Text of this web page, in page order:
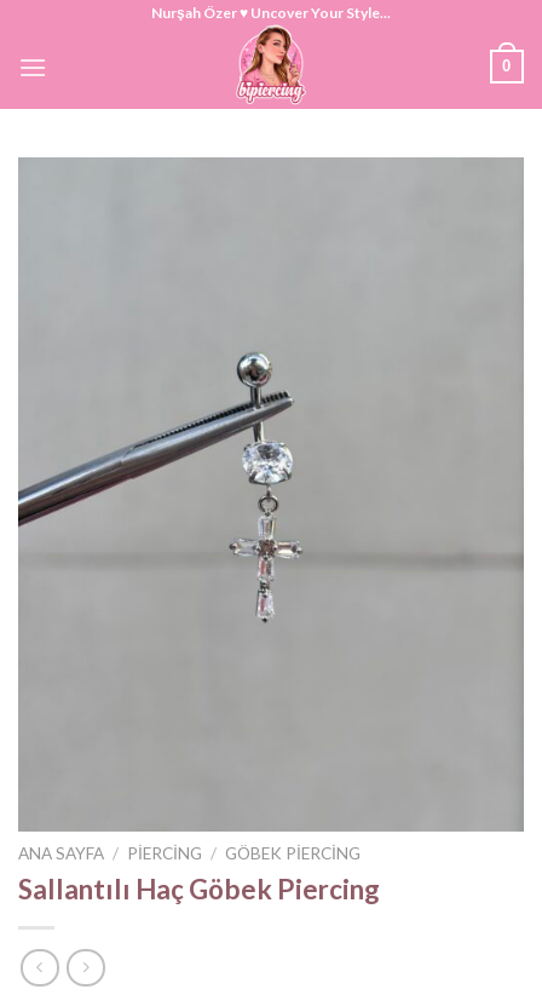
content
Nurşah Özer ♥ Uncover Your Style...
0
ANA SAYFA / PIERCING / GÖBEK PIERCING
Sallantılı Haç Göbek Piercing